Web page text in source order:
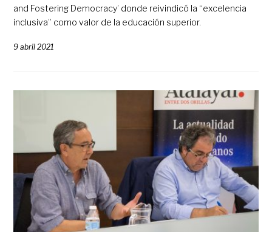
and Fostering Democracy’ donde reivindicó la “excelencia
inclusiva” como valor de la educación superior.
9 abril 2021